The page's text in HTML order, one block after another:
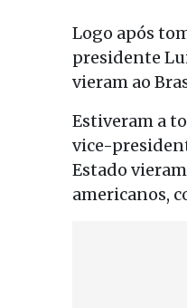
Logo após
presidente
vieram ao
Estiveram a
vice-
Estado
americanos,